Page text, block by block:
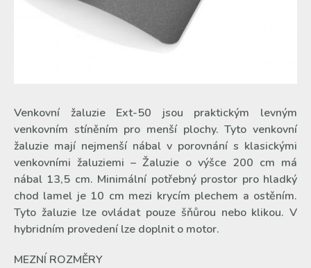
Venkovní žaluzie Ext-50 jsou praktickým levným
venkovním stíněním pro menší plochy. Tyto venkovní
žaluzie mají nejmenší nábal v porovnání s klasickými
venkovními žaluziemi – Žaluzie o výšce 200 cm má
nábal 13,5 cm. Minimální potřebný prostor pro hladký
chod lamel je 10 cm mezi krycím plechem a ostěním.
Tyto žaluzie lze ovládat pouze šňůrou nebo klikou. V
hybridním provedení lze doplnit o motor.
MEZNÍ ROZMĚRY